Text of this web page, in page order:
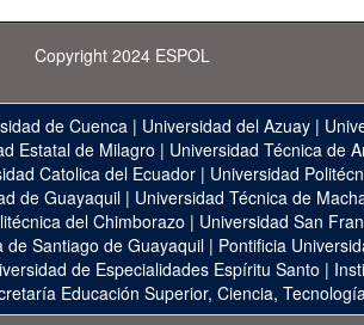
Copyright 2024 ESPOL
de Cuenca | Universidad del Azuay |
Estatal de Milagro | Universidad Técnica de
Catolica del Ecuador| Universidad
de Guayaquil | Universidad Técnica de
del Chimborazo | Universidad San
de Santiago de Guayaquil | Pontificia
de Especialidades Espíritu Santo |
Educación Superior, Ciencia,